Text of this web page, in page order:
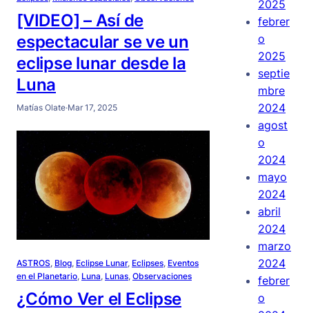
[VIDEO] – Así de
espectacular se ve un
eclipse lunar desde la
Luna
Matías Olate·Mar 17, 2025
ASTROS, Blog, Eclipse Lunar, Eclipses, Eventos
en el Planetario, Luna, Lunas, Observaciones
¿Cómo Ver el Eclipse
2025
febrer
o
2025
septie
mbre
2024
agost
o
2024
mayo
2024
abril
2024
marzo
2024
febrer
o